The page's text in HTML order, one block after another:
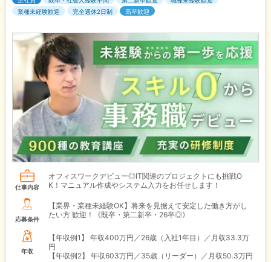
業種未経験歓迎
完全週休2日制 高卒歓迎
仕事内容
オフィスワークデビュー◎IT関連のプロジェクトにも挑戦O
K！マニュアル作成やシステム入力をお任せします！
応募条件
【業界・業種未経験OK】将来を見据えて安定した働き方がし
たい方 歓迎！《既卒・第二新卒・26卒◎》
年収
【年収例1】
年収400万円／26歳（入社1年目）／月収33.3万
円
【年収例2】
年収603万円／35歳（リーダー）／月収50.3万円